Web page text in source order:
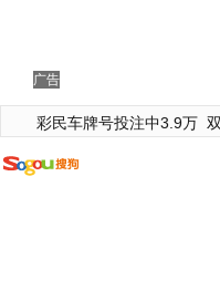
广告
彩民车牌号投注中3.9万